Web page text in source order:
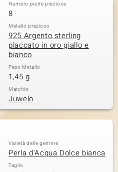
Numero pietre preziose
8
Metallo prezioso
925 Argento sterling
placcato in oro giallo e
bianco
Peso Metallo
1,45 g
Marchio
Juwelo
Varietà delle gemme
Perla d'Acqua Dolce bianca
Taglio